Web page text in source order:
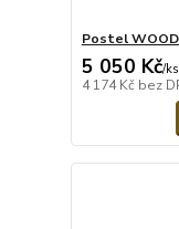
Postel WOOD
5 050 Kč/ks
4 174 Kč bez